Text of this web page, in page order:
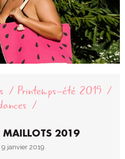
Printemps-été 2019
MAILLOTS 2019
9 janvier 2019